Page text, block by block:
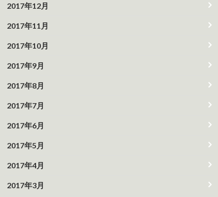
2017年12月
2017年11月
2017年10月
2017年9月
2017年8月
2017年7月
2017年6月
2017年5月
2017年4月
2017年3月